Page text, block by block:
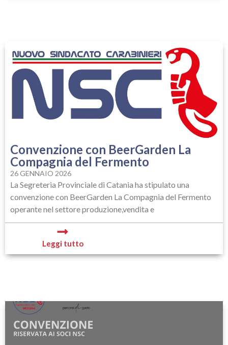
Convenzione con BeerGarden La
Compagnia del Fermento
26 GENNAIO 2026
La Segreteria Provinciale di Catania ha stipulato una
convenzione con BeerGarden La Compagnia del Fermento
operante nel settore produzione,vendita e
Leggi tutto